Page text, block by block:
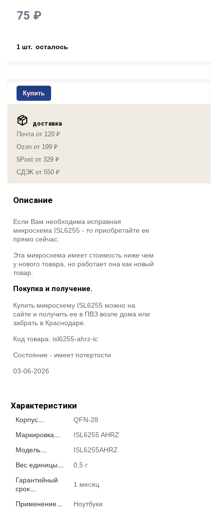
75 ₽
1 шт. осталось
Купить
доставка
Почта от 120 ₽
Ozon от 199 ₽
5Post от 329 ₽
СДЭК от 550 ₽
Описание
Если Вам необходима исправная
микросхема ISL6255 - то приобретайте ее
прямо сейчас.
Эта микросхема имеет стоимость ниже чем
у нового товара, но работает она как новый
товар.
Покупка и получение.
Купить микросхему ISL6255 можно на
сайте и получить ее в ПВЗ возле дома или
забрать в Краснодаре.
Код товара: isl6255-ahrz-ic
Состояние - имеет потертости
03-06-2026
Характеристики
Корпус
QFN-28
Маркировка
ISL6255 AHRZ
Модель
ISL6255AHRZ
Вес единицы
0,5 г
Гарантийный
срок
1 месяц
Применение Ноутбуки